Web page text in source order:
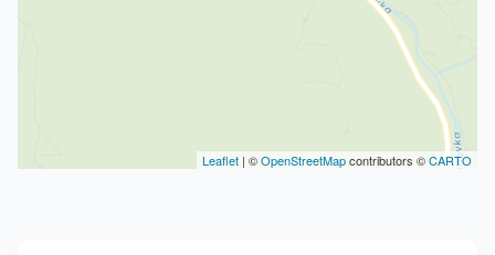
Leaflet | ©OpenStreetMapcontributors ©CARTO